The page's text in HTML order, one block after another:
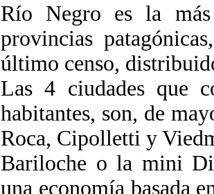
Río Negro es la más
provincias
último censo,
Las 4 ciudades que
habitantes, son, de
Roca, Cipolletti y
Bariloche o la mini
una economía basada